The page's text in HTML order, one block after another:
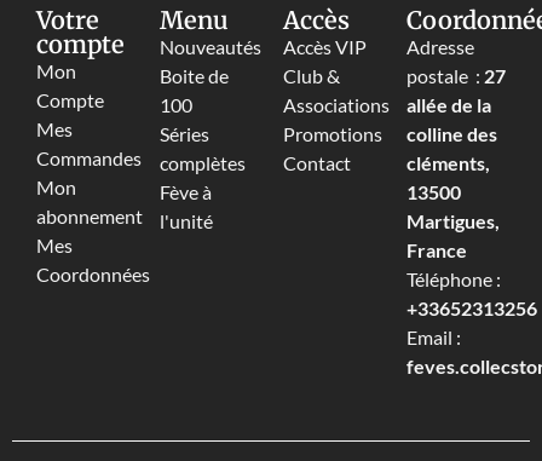
Votre
compte
Mon
Compte
Mes
Commandes
Mon
abonnement
Mes
Coordonnées
Menu
Nouveautés
Boite de
100
Séries
complètes
Fève à
l'unité
Accès
Accès VIP
Club &
Associations
Promotions
Contact
Adresse
postale : 27
allée de la
colline des
cléments,
13500
Martigues,
France
Téléphone :
+33652313256‬
Email :